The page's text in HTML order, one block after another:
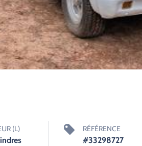
(L) RÉFÉRENCE
#33298727